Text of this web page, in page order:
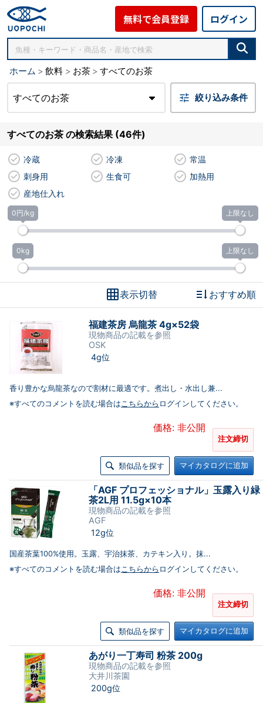
無料で会員登録 ログイン
ホーム 飲料 お茶 すべてのお茶
すべてのお茶 絞り込み条件
すべてのお茶 の検索結果 (46件)
冷蔵 冷凍
常温
刺身用
生食可
加熱用
産地仕入れ
0円/kg 上限なし
0kg 上限なし
表示切替 おすすめ順
福建茶房 烏龍茶 4g×52袋
現物商品の記載を参照
OSK
4g位
香り豊かな烏龍茶なので割材に最適です。煮出し・水出し兼...
※すべてのコメントを読む場合はこちらから ログインしてください。
価格: 非公開
注文締切
類似品を探す マイカタログに追加
「AGF プロフェッショナル」玉露入り緑
茶2L用 11.5g×10本
現物商品の記載を参照
AGF
12g位
国産茶葉100%使用。玉露、宇治抹茶、カテキン入り。抹...
※すべてのコメントを読む場合はこちらから ログインしてください。
価格: 非公開
注文締切
類似品を探す マイカタログに追加
あがり一丁寿司 粉茶 200g
現物商品の記載を参照
大井川茶園
200g位